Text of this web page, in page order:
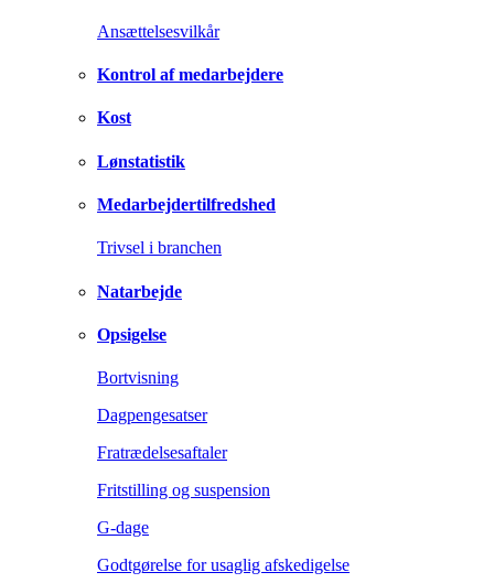
Ansættelsesvilkår
Kontrol af medarbejdere
Kost
Lønstatistik
Medarbejdertilfredshed
Trivsel i branchen
Natarbejde
Opsigelse
Bortvisning
Dagpengesatser
Fratrædelsesaftaler
Fritstilling og suspension
G-dage
Godtgørelse for usaglig afskedigelse